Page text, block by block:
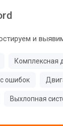
и
Комплексная
ошибок
Выхлопная